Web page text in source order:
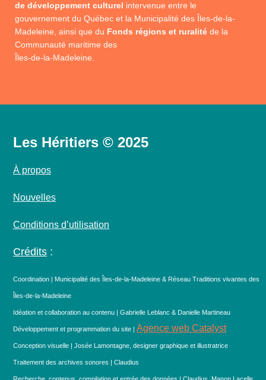
de développement culturel intervenue entre le
gouvernement du Québec et la Municipalité des Îles-de-la-
Madeleine, ainsi que du Fonds régions et ruralité de la
Communauté maritime des
Îles-de-la-Madeleine.
Les Héritiers © 2025
À propos
Nouvelles
Conditions d’utilisation
Crédits :
Coordination | Municipalité des Îles-de-la-Madeleine & Réseau Traditions vivantes des
Îles-de-la-Madeleine
Idéation et collaboration au contenu | Gabrielle Leblanc & Danielle Martineau
Développement et programmation du site | Agence web Catalyst
Conception visuelle | Josée Lamontagne, designer graphique et illustratrice
Traitement des archives sonores | Claudius